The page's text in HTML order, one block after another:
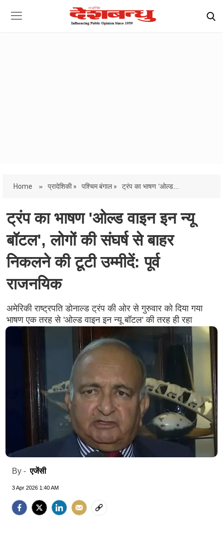
Home » प्रादेशिकी » पश्चिम बंगाल » ट्रंप का भाषण 'ओल्‍ड...
ट्रंप का भाषण 'ओल्‍ड वाइन इन न्‍यू
बॉटल', लोगों की संघर्ष से बाहर
निकलने की टूटी उम्‍मीदें: पूर्व
राजनयिक
अमेरिकी राष्ट्रपति डोनाल्‍ड ट्रंप की ओर से गुरुवार को द‍िया गया
भाषण एक तरह से 'ओल्‍ड वाइन इन न्‍यू बॉटल' की तरह ही रहा
By -एजेंसी
3 Apr 2026 1:40 AM